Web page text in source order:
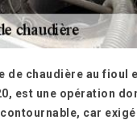
de chaudière au fioul
est une opération
car